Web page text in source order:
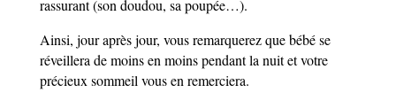
rassurant (son doudou, sa poupée…).
Ainsi, jour après jour, vous remarquerez que bébé se
réveillera de moins en moins pendant la nuit et votre
précieux sommeil vous en remerciera.